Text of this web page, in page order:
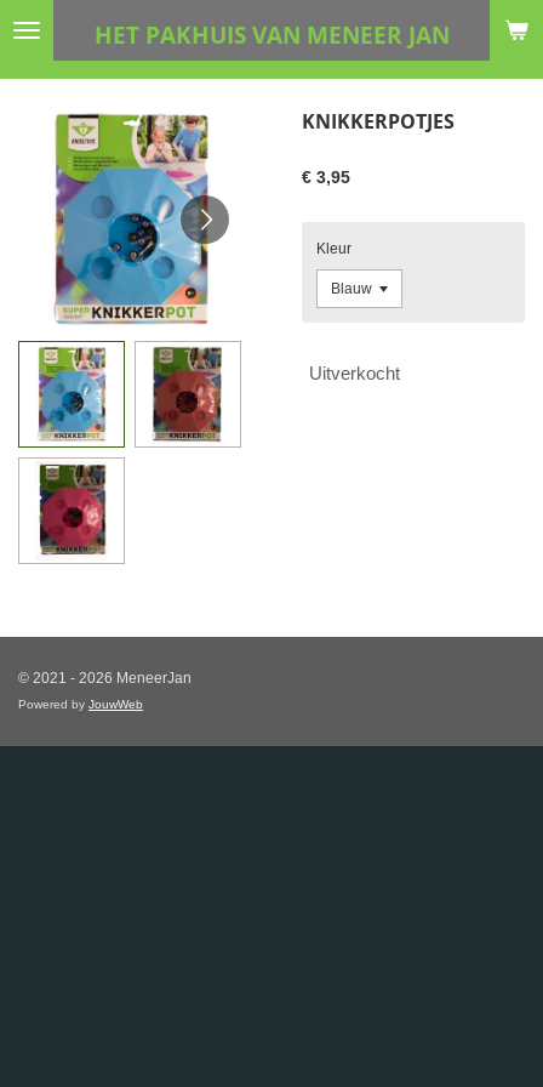
Ga
hoofdinhoud
HET PAKHUIS VAN MENEER JAN
KNIKKERPOTJES
€ 3,95
Kleur
Uitverkocht
© 2021 - 2026 MeneerJan
Powered by JouwWeb